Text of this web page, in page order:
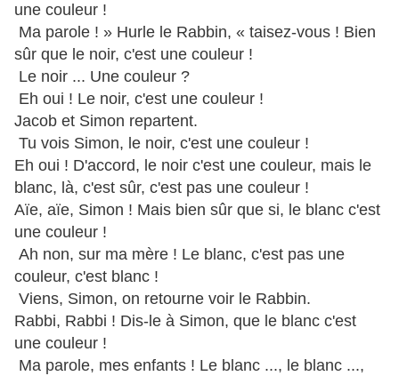
une couleur !
Ma parole ! » Hurle le Rabbin, « taisez-vous ! Bien
sûr que le noir, c'est une couleur !
Le noir ... Une couleur ?
Eh oui ! Le noir, c'est une couleur !
Jacob et Simon repartent.
Tu vois Simon, le noir, c'est une couleur !
Eh oui ! D'accord, le noir c'est une couleur, mais le
blanc, là, c'est sûr, c'est pas une couleur !
Aïe, aïe, Simon ! Mais bien sûr que si, le blanc c'est
une couleur !
Ah non, sur ma mère ! Le blanc, c'est pas une
couleur, c'est blanc !
Viens, Simon, on retourne voir le Rabbin.
Rabbi, Rabbi ! Dis-le à Simon, que le blanc c'est
une couleur !
Ma parole, mes enfants ! Le blanc ..., le blanc ...,